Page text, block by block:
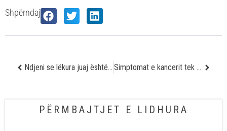
Shpërndaj
Ndjeni se lëkura juaj është plakur? Gjashtë këshilla për problemin tuaj Simptomat e kancerit tek gratë të cilat nuk duhen lënë mbas dore
PËRMBAJTJET E LIDHURA